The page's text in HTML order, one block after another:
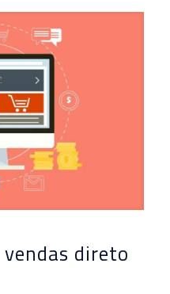
vendas direto